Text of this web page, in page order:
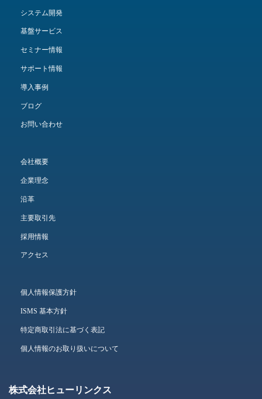
システム開発
基盤サービス
セミナー情報
サポート情報
導入事例
ブログ
お問い合わせ
会社概要
企業理念
沿革
主要取引先
採用情報
アクセス
個人情報保護方針
ISMS 基本方針
特定商取引法に基づく表記
個人情報のお取り扱いについて
株式会社ヒューリンクス